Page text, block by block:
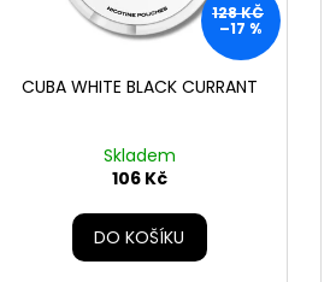
128 KČ
–17 %
CUBA WHITE BLACK CURRANT
Skladem
106 Kč
DO KOŠÍKU